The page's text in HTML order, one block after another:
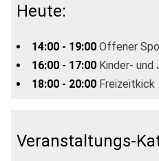
Heute:
14:00 - 19:00 Offener
16:00 - 17:00 Kinder- und
18:00 - 20:00 Freizeitkick
Veranstaltungs-